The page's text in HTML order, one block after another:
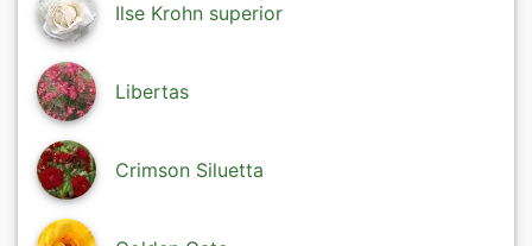
Ilse Krohn superior
Libertas
Crimson Siluetta